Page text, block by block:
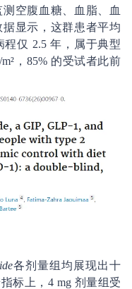
空腹血糖、血脂、血
显示，这群患者平均
程仅 2.5 年，属于典型
，85% 的受试者此前
各剂量组均展现出十
标上，4 mg 剂量组受